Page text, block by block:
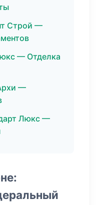
Строй —
— Отделка
—
Люкс —